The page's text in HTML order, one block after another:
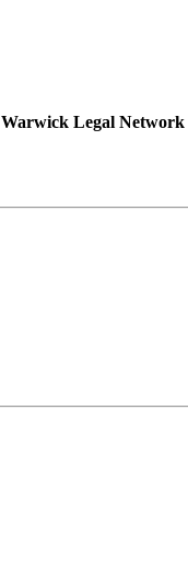
Warwick Legal Network